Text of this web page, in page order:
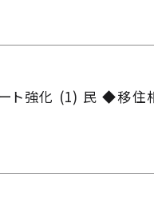
強化 (1) 民 ◆移住